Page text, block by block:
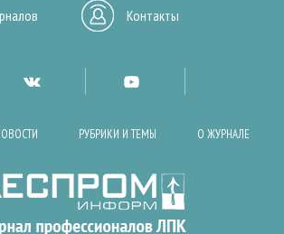
Контакты
РУБРИКИ И ТЕМЫ О ЖУРНАЛЕ